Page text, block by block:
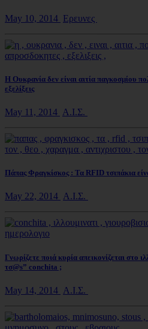
May 10, 2014 Ερευνες
Η Ουκρανία δεν είναι αιτία παγκοσμίου
εξελίξεις
May 11, 2014 Α.Ι.Σ.
Πάπας Φραγκίσκος : Τα RFID τσιπάκια
May 22, 2014 Α.Ι.Σ.
Γνωρίζετε ποιά κυρία απεικονίζεται στο
τσ@s” conchita ;
May 14, 2014 Α.Ι.Σ.